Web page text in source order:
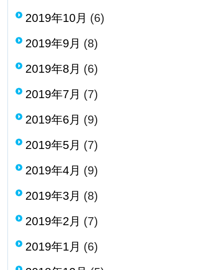
2019年10月 (6)
2019年9月 (8)
2019年8月 (6)
2019年7月 (7)
2019年6月 (9)
2019年5月 (7)
2019年4月 (9)
2019年3月 (8)
2019年2月 (7)
2019年1月 (6)